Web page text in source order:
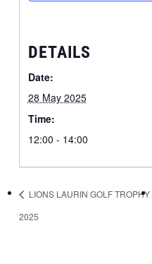
DETAILS
Date:
28 May 2025
Time:
12:00 - 14:00
LIONS LAURIN GOLF TROPHY
2025